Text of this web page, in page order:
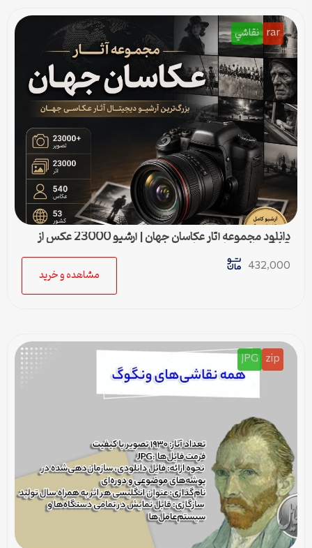
rar نقاشي
دانلود مجموعه آثار عکاسان جهان | آرشیو 23000 عکس از
540 عکاس مطرح دنیا
432,000
مشاهده و خرید
zip
JPG